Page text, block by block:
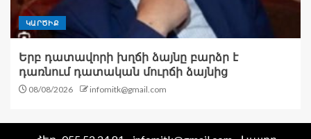
ԿԱՐԾԻՔ
Երբ դատավորի խղճի ձայնը բարձր է
դառնում դատական մուրճի ձայնից
08/08/2026 infomitk@gmail.com